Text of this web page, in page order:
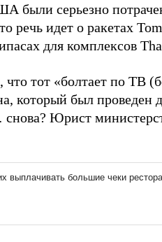
были серьезно
речь идет о ракетах
для комплексов
тот «болтает по ТВ
который был проведен
Юрист